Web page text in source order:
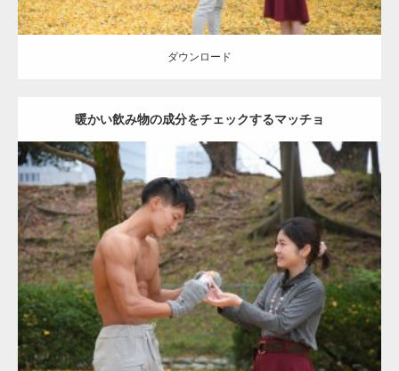
ダウンロード
暖かい飲み物の成分をチェックするマッチョ
Update: 2021.07.8
Category:公園のマッチョ その他 AKIHITO(細マッチョ) 上腕三頭筋
肩
ダウンロード